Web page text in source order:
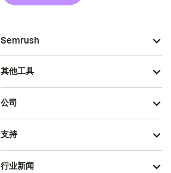
Semrush
其他工具
公司
支持
行业新闻